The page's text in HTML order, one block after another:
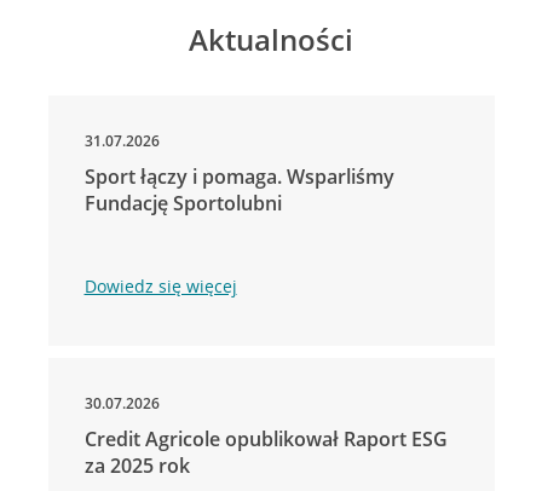
Aktualności
31.07.2026
Sport łączy i pomaga. Wsparliśmy
Fundację Sportolubni
Dowiedz się więcej
30.07.2026
Credit Agricole opublikował Raport ESG
za 2025 rok